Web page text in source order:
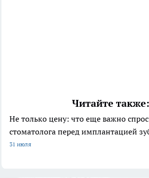
Читайте также:
Не только цену: что еще важно
стоматолога перед имплантацией
31 июля